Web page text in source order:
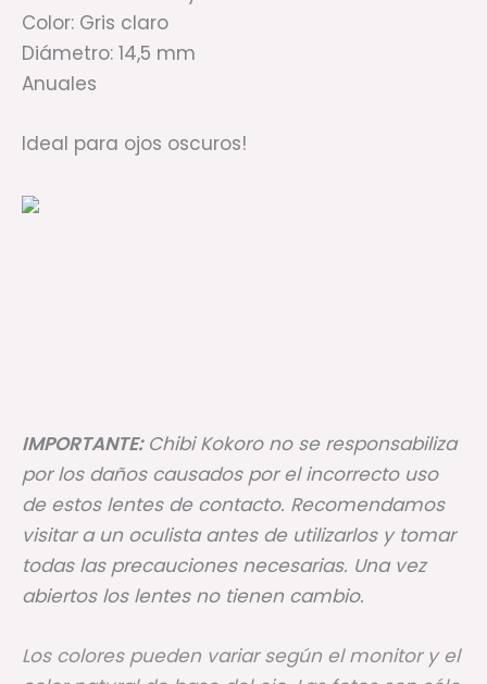
Color: Gris claro
Diámetro: 14,5 mm
Anuales
Ideal para ojos oscuros!
IMPORTANTE:Chibi Kokoro no se responsabiliza
por los daños causados por el incorrecto uso
de estos lentes de contacto. Recomendamos
visitar a un oculista antes de utilizarlos y tomar
todas las precauciones necesarias. Una vez
abiertos los lentes no tienen cambio.
Los colores pueden variar según el monitor y el